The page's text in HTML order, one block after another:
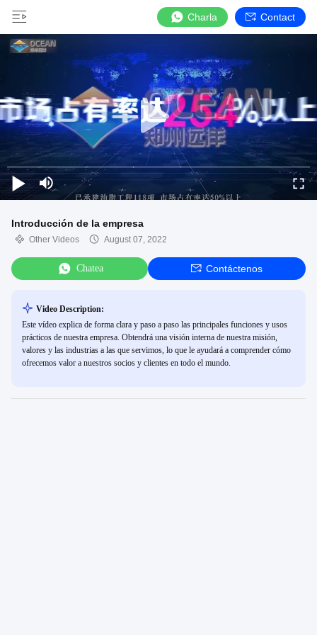
Charla Contact
Introducción de la empresa
Other Videos August 07, 2022
Chatea Contáctenos
Video Description:
Este vídeo explica de forma clara y paso a paso las principales funciones y usos
prácticos de nuestra empresa. Obtendrá una visión interna de nuestra misión,
valores y las industrias a las que servimos, lo que le ayudará a comprender cómo
ofrecemos valor a nuestros socios y clientes en todo el mundo.